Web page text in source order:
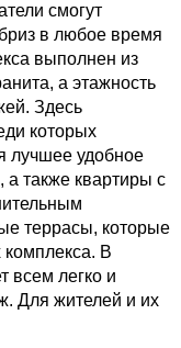
смогут
в любое время
выполнен из
а этажность
Здесь
которых
лучшее удобное
а также квартиры с
террасы, которые
комплекса. В
всем легко и
Для жителей и их